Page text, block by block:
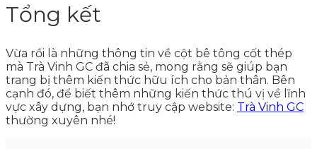
Tổng kết
Vừa rồi là những thông tin về cột bê tông cốt thép
mà Trà Vinh GC đã chia sẻ, mong rằng sẽ giúp bạn
trang bị thêm kiến thức hữu ích cho bản thân. Bên
cạnh đó, để biết thêm những kiến thức thú vị về lĩnh
vực xây dựng, bạn nhớ truy cập website: Trà Vinh GC
thường xuyên nhé!